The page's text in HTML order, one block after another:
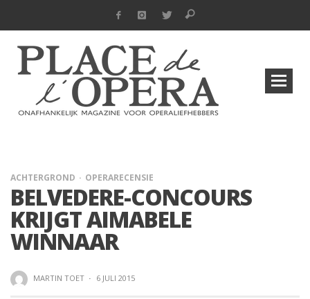
ACHTERGROND OPERARECENSIE
BELVEDERE-CONCOURS
KRIJGT AIMABELE
WINNAAR
MARTIN TOET · 6 JULI 2015